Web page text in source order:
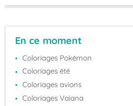
En ce moment
Coloriages Pokémon
Coloriages été
Coloriages avions
Coloriages Vaiana